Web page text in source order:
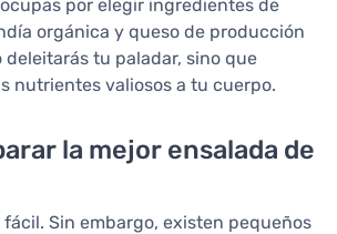
por elegir ingredientes de
orgánica y queso de producción
deleitarás tu paladar, sino que
nutrientes valiosos a tu cuerpo.
la mejor ensalada de
fácil. Sin embargo, existen pequeños